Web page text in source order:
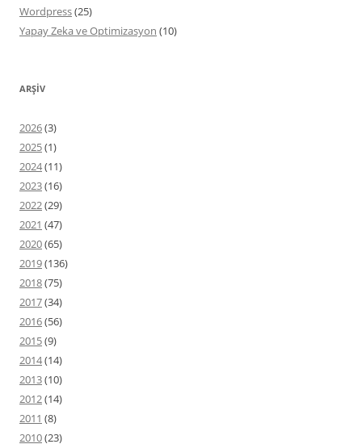
Wordpress(25)
Yapay Zeka ve Optimizasyon (10)
ARŞIV
2026(3)
2025(1)
2024(11)
2023(16)
2022(29)
2021 (47)
2020(65)
2019(136)
2018(75)
2017(34)
2016(56)
2015(9)
2014(14)
2013(10)
2012(14)
2011 (8)
2010(23)